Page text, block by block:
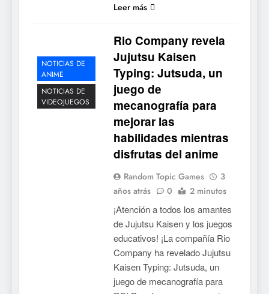
Leer más
NOTICIAS DE
ANIME
NOTICIAS DE
VIDEOJUEGOS
Rio Company revela
Jujutsu Kaisen
Typing: Jutsuda, un
juego de
mecanografía para
mejorar las
habilidades mientras
disfrutas del anime
Random Topic Games
3
años atrás
0 2 minutos
¡Atención a todos los amantes
de Jujutsu Kaisen y los juegos
educativos! ¡La compañía Rio
Company ha revelado Jujutsu
Kaisen Typing: Jutsuda, un
juego de mecanografía para